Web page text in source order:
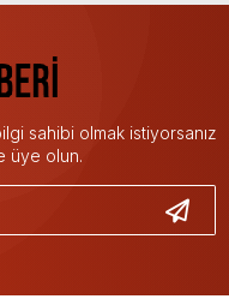
sahibi olmak istiyorsanız
üye olun.